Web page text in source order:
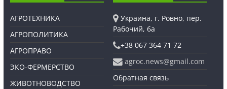
АГРОТЕХНИКА
АГРОПОЛИТИКА
АГРОПРАВО
ЭКО-ФЕРМЕРСТВО
ЖИВОТНОВОДСТВО
Украина, г. Ровно, пер.
Рабочий, 6а
+38 067 364 71 72
agroc.news@gmail.com
Обратная связь